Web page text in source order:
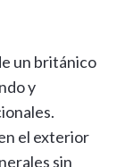
un británico
y
el exterior
sin